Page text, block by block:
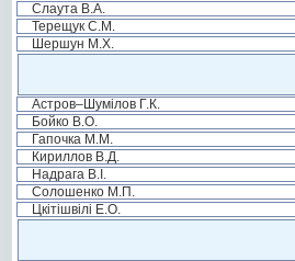
Слаута В.А.
Терещук С.М.
Шершун М.Х.
Астров–Шумілов Г.К.
Бойко В.О.
Гапочка М.М.
Кириллов В.Д.
Надрага В.І.
Солошенко М.П.
Цкітішвілі Е.О.